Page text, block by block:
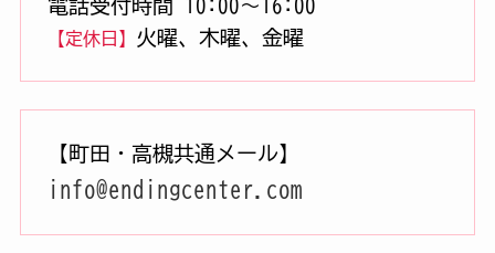
電話受付時間 10:00〜16:00
【定休日】 火曜、木曜、金曜
【町田・高槻共通メール】
info@endingcenter.com